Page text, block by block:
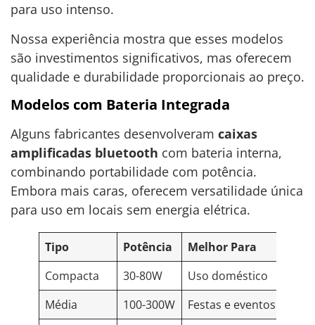
para uso intenso.
Nossa experiência mostra que esses modelos
são investimentos significativos, mas oferecem
qualidade e durabilidade proporcionais ao preço.
Modelos com Bateria Integrada
Alguns fabricantes desenvolveram caixas
amplificadas bluetooth com bateria interna,
combinando portabilidade com potência.
Embora mais caras, oferecem versatilidade única
para uso em locais sem energia elétrica.
Tipo Potência
Melhor Para
Compacta
30-80W
Uso doméstico
Média
100-300W
Festas e eventos